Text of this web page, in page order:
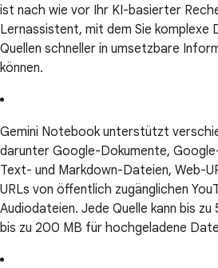
ist nach wie vor Ihr KI-basierter
Lernassistent, mit dem Sie komplexe
Quellen schneller in umsetzbare
können.
Gemini Notebook unterstützt
darunter Google-Dokumente,
Text- und Markdown-Dateien, Web-
URLs von öffentlich zugänglichen
Audiodateien. Jede Quelle kann bis
bis zu 200 MB für hochgeladene